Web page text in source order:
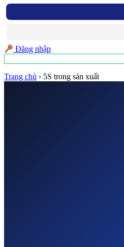
Đăng nhập
Trang chủ › 5S trong sản xuất